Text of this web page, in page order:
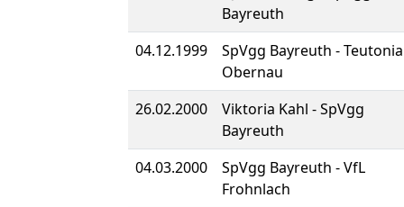
Bayreuth
04.12.1999
SpVgg Bayreuth - Teutonia
Obernau
26.02.2000
Viktoria Kahl - SpVgg
Bayreuth
04.03.2000
SpVgg Bayreuth - VfL
Frohnlach